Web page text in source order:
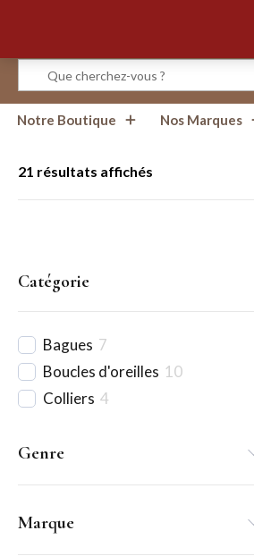
Notre Boutique Nos Marques
21 résultats affichés
Catégorie
Bagues 7
Boucles d'oreilles 10
Colliers 4
Genre
Marque